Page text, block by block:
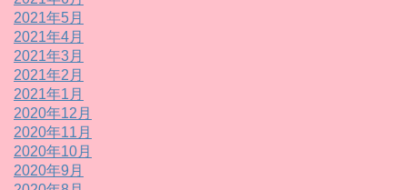
2021年5月
2021年4月
2021年3月
2021年2月
2021年1月
2020年12月
2020年11月
2020年10月
2020年9月